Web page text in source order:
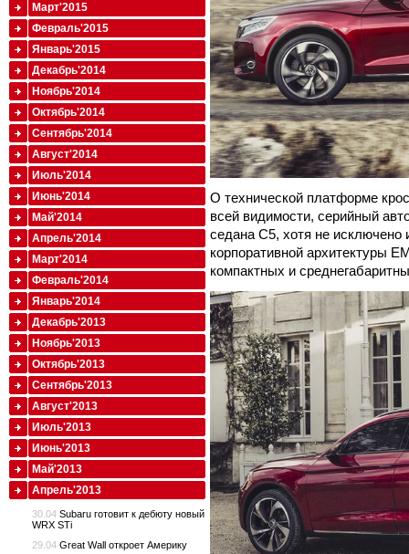
О технической платформе
всей видимости, серийный
седана C5, хотя не исключено
корпоративной архитектуры
компактных и
Март'2015
Февраль'2015
Январь'2015
Декабрь'2014
Ноябрь'2014
Октябрь'2014
Сентябрь'2014
Август'2014
Июль'2014
Июнь'2014
Май'2014
Апрель'2014
Март'2014
Февраль'2014
Январь'2014
Декабрь'2013
Ноябрь'2013
Октябрь'2013
Сентябрь'2013
Август'2013
Июль'2013
Июнь'2013
Май'2013
Апрель'2013
30.04 Subaru готовит к дебюту новый
WRX STi
29.04 Great Wall откроет Америку